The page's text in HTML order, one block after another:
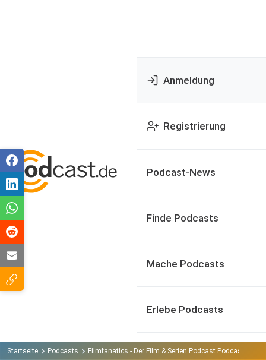
Anmeldung
Registrierung
Podcast-News
Finde Podcasts
Mache Podcasts
Erlebe Podcasts
Startseite Podcasts Filmfanatics - Der Film & Serien Podcast Podcast